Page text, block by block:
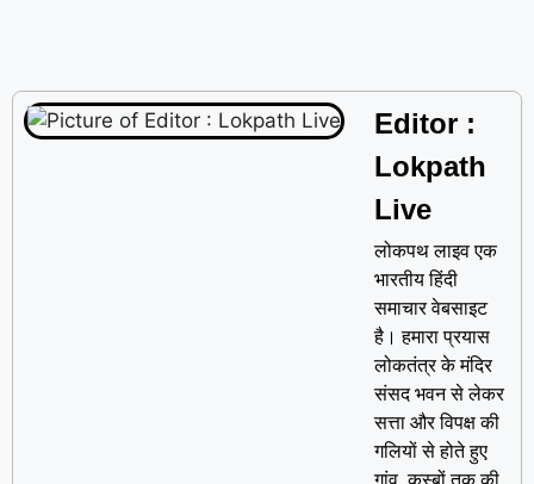
Editor :
Lokpath
Live
लोकपथ लाइव एक
भारतीय हिंदी
समाचार वेबसाइट
है। हमारा प्रयास
लोकतंत्र के मंदिर
संसद भवन से लेकर
सत्ता और विपक्ष की
गलियों से होते हुए
गांव, कस्बों तक की